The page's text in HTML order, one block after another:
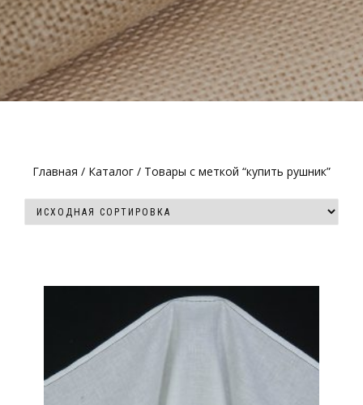
Главная / Каталог / Товары с меткой “купить рушник”